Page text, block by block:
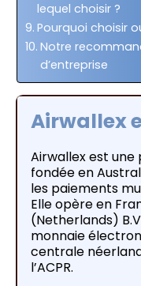
lequel choisir ?
Pourquoi choisir
Notre
d’entreprise
Airwallex
Airwallex est
fondée en
les paiements
Elle opère en
(Netherlands)
monnaie
centrale
l’ACPR.